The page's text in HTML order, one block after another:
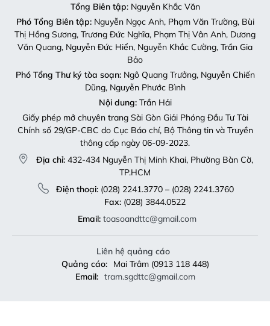
Tổng Biên tập: Nguyễn Khắc Văn
Phó Tổng Biên tập:Nguyễn Ngọc Anh, Phạm Văn Trường, Bùi
Thị Hồng Sương, Trương Đức Nghĩa, Phạm Thị Vân Anh, Dương
Văn Quang, Nguyễn Đức Hiển, Nguyễn Khắc Cường, Trần Gia
Bảo
Phó Tổng Thư ký tòa soạn:Ngô Quang Trưởng, Nguyễn Chiến
Dũng, Nguyễn Phước Bình
Nội dung:Trần Hải
Giấy phép mở chuyên trang Sài Gòn Giải Phóng Đầu Tư Tài
Chính số 29/GP-CBC do Cục Báo chí, Bộ Thông tin và Truyền
thông cấp ngày 06-09-2023.
Địa chỉ: 432-434 Nguyễn Thị Minh Khai, Phường Bàn Cờ,
TP.HCM
Điện thoại:(028) 2241.3770 – (028) 2241.3760
Fax:(028) 3844.0522
Email: toasoandttc@gmail.com
Liên hệ quảng cáo
Quảng cáo:
Mai Trâm (0913 118 448)
Email: tram.sgdttc@gmail.com